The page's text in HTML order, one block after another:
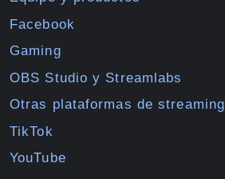
Facebook
Gaming
OBS Studio y Streamlabs
Otras plataformas de streaming
TikTok
YouTube